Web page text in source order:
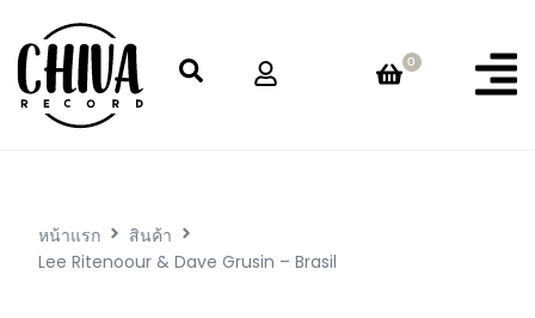
0
หน้าแรก
สินค้า
Lee Ritenoour & Dave Grusin – Brasil